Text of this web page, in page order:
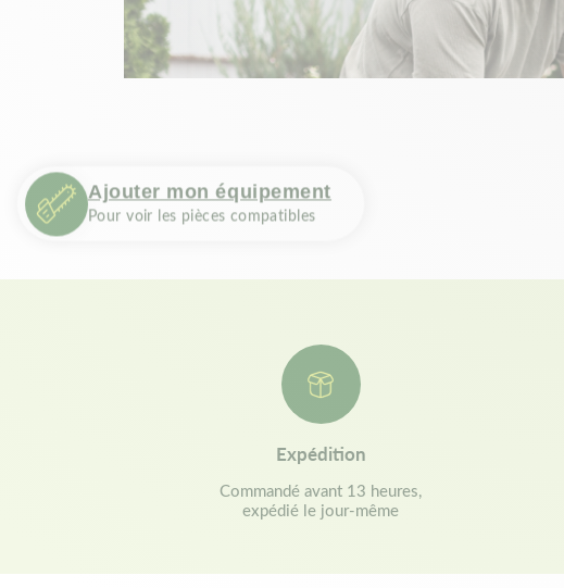
Ajouter mon équipement
Pour voir les pièces compatibles
Expédition
Commandé avant 13 heures,
expédié le jour-même